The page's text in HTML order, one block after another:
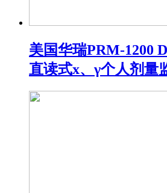
美国华瑞PRM-1200
直读式x、γ个人剂量